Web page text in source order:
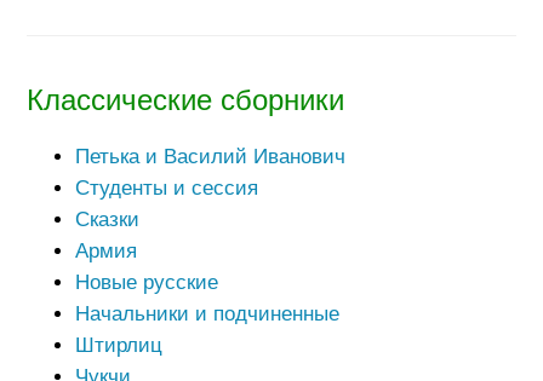
Классические сборники
Петька и Василий Иванович
Студенты и сессия
Сказки
Армия
Новые русские
Начальники и подчиненные
Штирлиц